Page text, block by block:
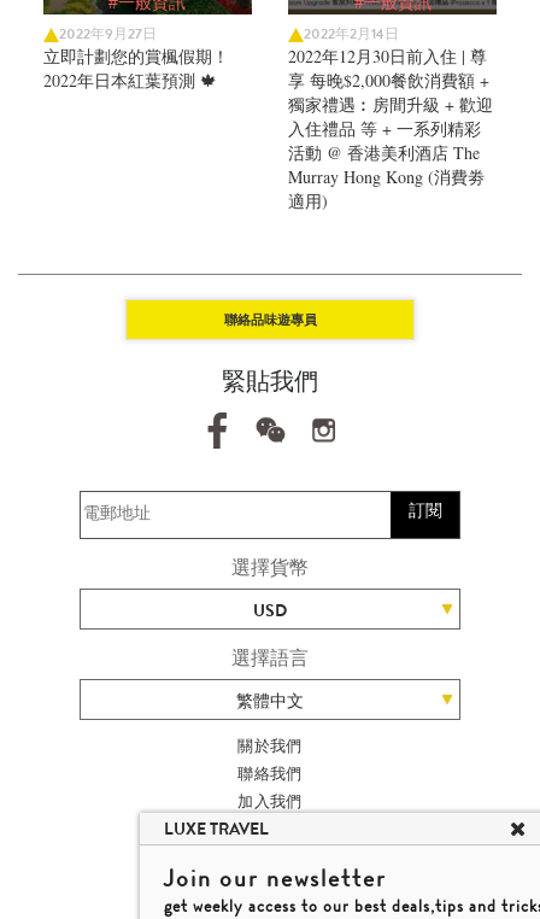
2022年9月27日
立即計劃您的賞楓假期！
2022年日本紅葉預測 🍁
2022年2月14日
2022年12月30日前入住 | 尊
享 每晚$2,000餐飲消費額 +
獨家禮遇︰房間升級 + 歡迎
入住禮品 等 + 一系列精彩
活動 @ 香港美利酒店 The
Murray Hong Kong (消費劵
適用)
聯絡品味遊專員
緊貼我們
訂閱
選擇貨幣
USD
選擇語言
繁體中文
關於我們
聯絡我們
加入我們
旅遊網站地圖
條款及細則
© 2026 品味遊有限公司
LUXE TRAVEL
Join our newsletter
get weekly access to our best deals,tips and